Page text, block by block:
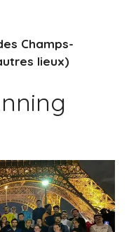
Champs-
lieux)